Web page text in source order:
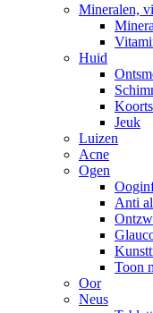
Mineralen,
Huid
Jeuk
Luizen
Acne
Ogen
Anti
Toon
Oor
Neus